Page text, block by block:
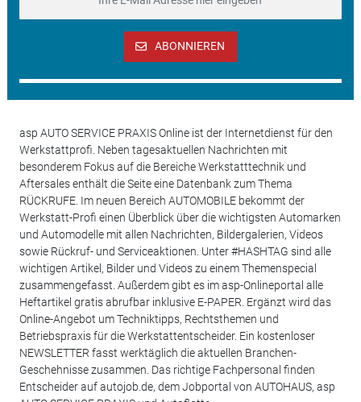
ABONNIEREN
asp AUTO SERVICE PRAXIS Online ist der Internetdienst für den
Werkstattprofi. Neben tagesaktuellen Nachrichten mit
besonderem Fokus auf die Bereiche Werkstatttechnik und
Aftersales enthält die Seite eine Datenbank zum Thema
RÜCKRUFE. Im neuen Bereich AUTOMOBILE bekommt der
Werkstatt-Profi einen Überblick über die wichtigsten Automarken
und Automodelle mit allen Nachrichten, Bildergalerien, Videos
sowie Rückruf- und Serviceaktionen. Unter #HASHTAG sind alle
wichtigen Artikel, Bilder und Videos zu einem Themenspecial
zusammengefasst. Außerdem gibt es im asp-Onlineportal alle
Heftartikel gratis abrufbar inklusive E-PAPER. Ergänzt wird das
Online-Angebot um Techniktipps, Rechtsthemen und
Betriebspraxis für die Werkstattentscheider. Ein kostenloser
NEWSLETTER fasst werktäglich die aktuellen Branchen-
Geschehnisse zusammen. Das richtige Fachpersonal finden
Entscheider auf autojob.de, dem Jobportal von AUTOHAUS, asp